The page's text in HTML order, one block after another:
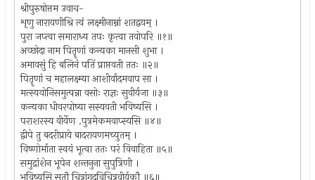
श्रीपुरुषोत्तम उवाच-
शृणु नारायणीश्रि त्वं लक्ष्मीनाम्नां शतद्वयम् ।
पुरा जप्त्वा समाराध्य तपः कृत्वा तवोपरि ॥१॥
अच्छोदा नाम पितॄणां कन्यका मानसी शुभा ।
अमावसुं हि बलिनं पतिं प्राप्तवती ततः ॥२॥
पितॄणां च महालक्ष्म्या आशीर्वादमवाप सा ।
मत्स्ययोनिसमुत्पन्ना वसोः राज्ञः सुवीर्यजा ॥३॥
कन्यका धीवरपोष्या सस्यवती भविष्यसि ।
पराशरस्य वीर्येण .पुत्रमेकमवाप्स्यसि ॥४॥
द्वीपे तु बदरीप्राये बादरायणमच्युतम् ।
विष्णोर्माता स्वयं भूत्वा ततः परं विवाहिता ॥५॥
समुद्रांशेन भूपेन शन्तनुना सुपुत्रिणी ।